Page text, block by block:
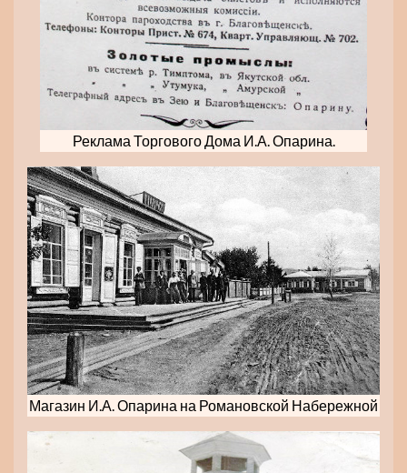
Реклама Торгового Дома И.А. Опарина.
Магазин И.А. Опарина на Романовской Набережной